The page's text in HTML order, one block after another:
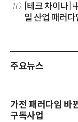
10
[테크 차이나]
일 산업 패러
주요뉴스
가전 패러다임
구독사업